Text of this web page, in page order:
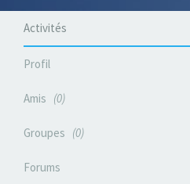
Activités
Profil
Amis 0
Groupes 0
Forums